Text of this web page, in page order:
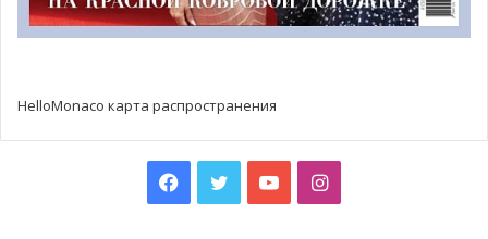
HelloMonaco карта распространения
Facebook
TwitterYouTubeInstagram